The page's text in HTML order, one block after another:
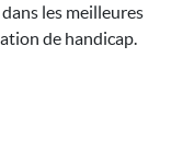
les meilleures
de handicap.